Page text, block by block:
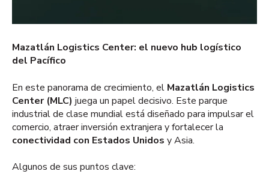
Mazatlán Logistics Center: el nuevo hub logístico
del Pacífico
En este panorama de crecimiento, el Mazatlán Logistics
Center (MLC) juega un papel decisivo. Este parque
industrial de clase mundial está diseñado para impulsar el
comercio, atraer inversión extranjera y fortalecer la
conectividad con Estados Unidos y Asia.
Algunos de sus puntos clave: